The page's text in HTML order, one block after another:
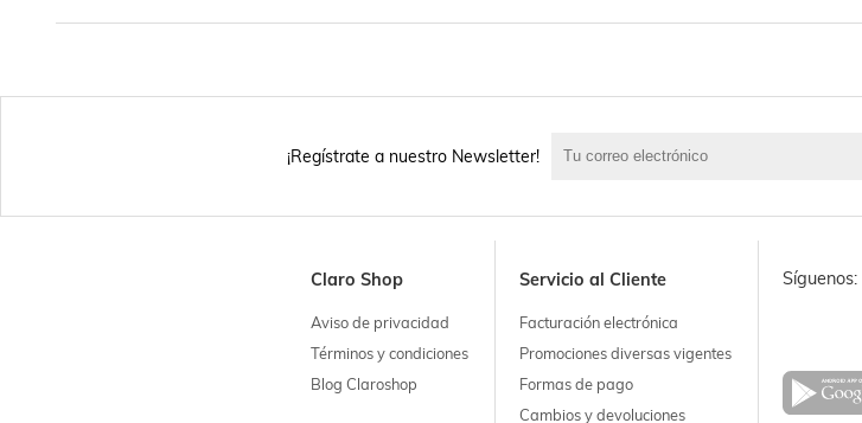
¡Regístrate a nuestro Newsletter!
Claro Shop
Aviso de privacidad
Términos y condiciones
Blog Claroshop
Servicio al Cliente
Facturación electrónica
Promociones diversas vigentes
Formas de pago
Cambios y devoluciones
Síguenos: